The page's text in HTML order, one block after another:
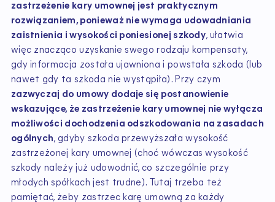
zastrzeżenie kary umownej jest praktycznym
rozwiązaniem, ponieważ nie wymaga udowadniania
zaistnienia i wysokości poniesionej szkody, ułatwia
więc znacząco uzyskanie swego rodzaju kompensaty,
gdy informacja została ujawniona i powstała szkoda (lub
nawet gdy ta szkoda nie wystąpiła). Przy czym
zazwyczaj do umowy dodaje się postanowienie
wskazujące, że zastrzeżenie kary umownej nie wyłącza
możliwości dochodzenia odszkodowania na zasadach
ogólnych, gdyby szkoda przewyższała wysokość
zastrzeżonej kary umownej (choć wówczas wysokość
szkody należy już udowodnić, co szczególnie przy
młodych spółkach jest trudne). Tutaj trzeba też
pamiętać, żeby zastrzec karę umowną za każdy